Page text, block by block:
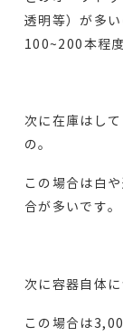
透明等）が多
100~200本程
次に在庫はし
の。
この場合は白
合が多いです。
次に容器自体
この場合は